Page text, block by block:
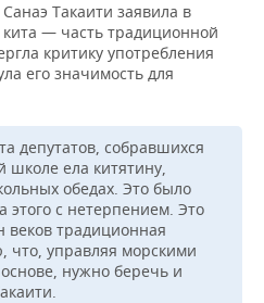
Такаити заявила в
— часть традиционной
критику употребления
его значимость для
депутатов, собравшихся
школе ела китятину,
обедах. Это было
этого с нетерпением. Это
традиционная
что, управляя морскими
нужно беречь и